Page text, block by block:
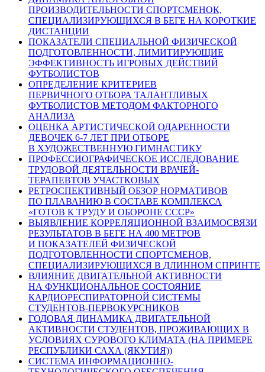
ПРОИЗВОДИТЕЛЬНОСТИ СПОРТСМЕНОК,
СПЕЦИАЛИЗИРУЮЩИХСЯ В БЕГЕ НА КОРОТКИЕ
ДИСТАНЦИИ
ПОКАЗАТЕЛИ СПЕЦИАЛЬНОЙ ФИЗИЧЕСКОЙ
ПОДГОТОВЛЕННОСТИ, ЛИМИТИРУЮЩИЕ
ЭФФЕКТИВНОСТЬ ИГРОВЫХ ДЕЙСТВИЙ
ФУТБОЛИСТОВ
ОПРЕДЕЛЕНИЕ КРИТЕРИЕВ
ПЕРВИЧНОГО ОТБОРА ТАЛАНТЛИВЫХ
ФУТБОЛИСТОВ МЕТОДОМ ФАКТОРНОГО
АНАЛИЗА
ОЦЕНКА АРТИСТИЧЕСКОЙ ОДАРЕННОСТИ
ДЕВОЧЕК 6-7 ЛЕТ ПРИ ОТБОРЕ
В ХУДОЖЕСТВЕННУЮ ГИМНАСТИКУ
ПРОФЕССИОГРАФИЧЕСКОЕ ИССЛЕДОВАНИЕ
ТРУДОВОЙ ДЕЯТЕЛЬНОСТИ ВРАЧЕЙ-
ТЕРАПЕВТОВ УЧАСТКОВЫХ
РЕТРОСПЕКТИВНЫЙ ОБЗОР НОРМАТИВОВ
ПО ПЛАВАНИЮ В СОСТАВЕ КОМПЛЕКСА
«ГОТОВ К ТРУДУ И ОБОРОНЕ СССР»
ВЫЯВЛЕНИЕ КОРРЕЛЯЦИОННОЙ ВЗАИМОСВЯЗИ
РЕЗУЛЬТАТОВ В БЕГЕ НА 400 МЕТРОВ
И ПОКАЗАТЕЛЕЙ ФИЗИЧЕСКОЙ
ПОДГОТОВЛЕННОСТИ СПОРТСМЕНОВ,
СПЕЦИАЛИЗИРУЮЩИХСЯ В ДЛИННОМ СПРИНТЕ
ВЛИЯНИЕ ДВИГАТЕЛЬНОЙ АКТИВНОСТИ
НА ФУНКЦИОНАЛЬНОЕ СОСТОЯНИЕ
КАРДИОРЕСПИРАТОРНОЙ СИСТЕМЫ
СТУДЕНТОВ-ПЕРВОКУРСНИКОВ
ГОДОВАЯ ДИНАМИКА ДВИГАТЕЛЬНОЙ
АКТИВНОСТИ СТУДЕНТОВ, ПРОЖИВАЮЩИХ В
УСЛОВИЯХ СУРОВОГО КЛИМАТА (НА ПРИМЕРЕ
РЕСПУБЛИКИ САХА (ЯКУТИЯ))
СИСТЕМА ИНФОРМАЦИОННО-